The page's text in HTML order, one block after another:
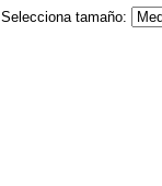
Selecciona tamaño: